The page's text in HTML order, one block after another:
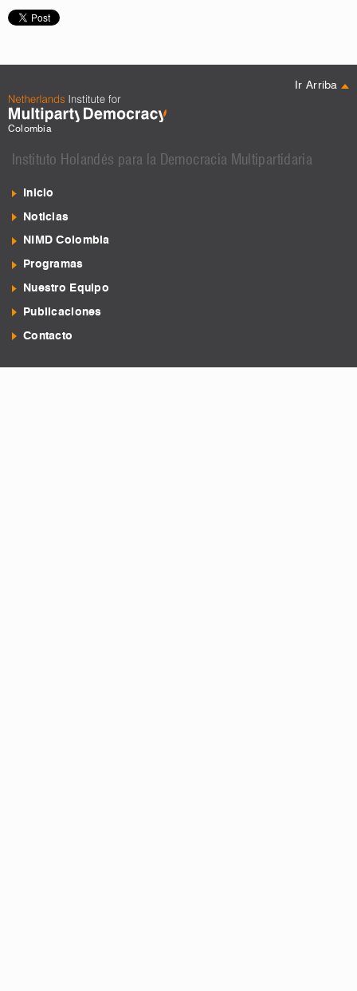
Ir Arriba
Colombia
Instituto Holandés para la Democracia Multipartidaria
Inicio
Noticias
NIMD Colombia
Programas
Nuestro Equipo
Publicaciones
Contacto